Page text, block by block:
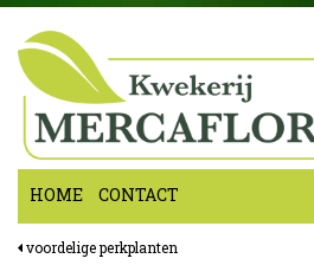
HOME CONTACT
voordelige perkplanten